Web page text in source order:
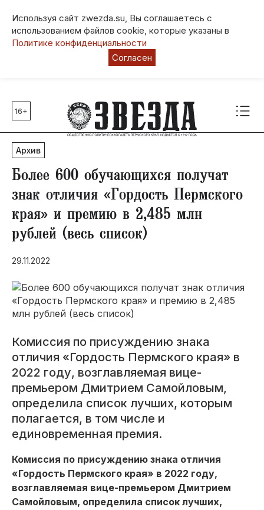
Используя сайт zwezda.su, Вы соглашаетесь с
использованием файлов cookie, которые указаны в
Политике конфиденциальности
Согласен
Главные темы
80 лет Победы
Молодежная столица РФ
СВО
Выборы в Пермском крае
Инфраструктура
Благоустройство
16+
Архив
Более 600 обучающихся получат
знак отличия «Гордость Пермского
края» и премию в 2,485 млн
рублей (весь список)
29.11.2022
Комиссия по присуждению знака
отличия «Гордость Пермского края» в
2022 году, возглавляемая вице-
премьером Дмитрием Самойловым,
определила список лучших, которым
полагается, в том числе и
единовременная премия.
Комиссия по присуждению знака отличия
«Гордость Пермского края» в 2022 году,
возглавляемая вице-премьером Дмитрием
Самойловым, определила список лучших,